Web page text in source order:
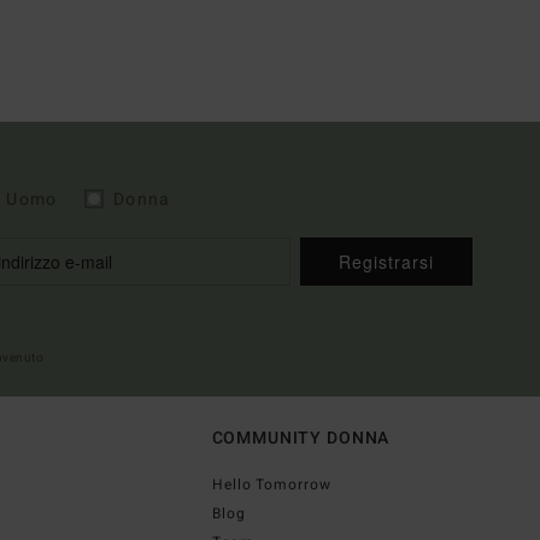
Registrarsi
COMMUNITY DONNA
Hello Tomorrow
Blog